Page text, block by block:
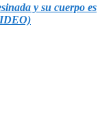
y su cuerpo es